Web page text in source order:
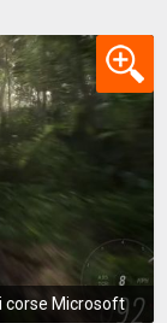
corse Microsoft